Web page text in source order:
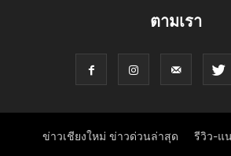
ตามเรา
ข่าวเชียงใหม่ ข่าวด่วนล่าสุด รีวิว-แ